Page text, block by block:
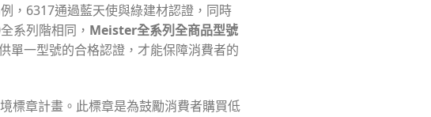
，6317通過藍天使與綠建材認證，同時
系列階相同， Meister全系列全商品型號
單一型號的合格認證，才能保障消費者的
標章計畫。此標章是為鼓勵消費者購買低